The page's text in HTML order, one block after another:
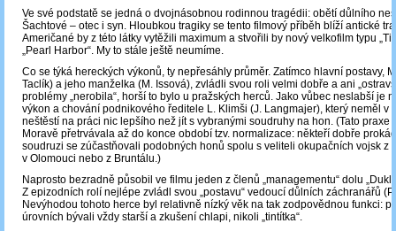
Ve své podstatě se jedná o dvojnásobnou rodinnou tragédii: obětí důlního
Šachtové – otec i syn. Hloubkou tragiky se tento filmový příběh blíží antické
Američané by z této látky vytěžili maximum a stvořili by nový velkofilm typu
„Pearl Harbor“. My to stále ještě neumíme.
Co se týká hereckých výkonů, ty nepřesáhly průměr. Zatímco hlavní postavy,
Taclík) a jeho manželka (M. Issová), zvládli svou roli velmi dobře a ani
problémy „nerobila“, horší to bylo u pražských herců. Jako vůbec neslabší je
výkon a chování podnikového ředitele L. Klimši (J. Langmajer), který neměl v
neštěstí na práci nic lepšího než jít s vybranými soudruhy na hon. (Tato praxe
Moravě přetrvávala až do konce období tzv. normalizace: někteří dobře
soudruzi se zúčastňovali podobných honů spolu s veliteli okupačních vojsk z
v Olomouci nebo z Bruntálu.)
Naprosto bezradně působil ve filmu jeden z členů „managementu“ dolu
Z epizodních rolí nejlépe zvládl svou „postavu“ vedoucí důlních záchranářů
Nevýhodou tohoto herce byl relativně nízký věk na tak zodpovědnou funkci:
úrovních bývali vždy starší a zkušení chlapi, nikoli „tintítka“.